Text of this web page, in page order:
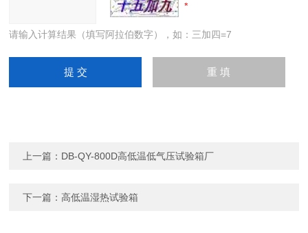
请输入计算结果（填写阿拉伯数字），如：三加四=7
上一篇： DB-QY-800D高低温低气压试验箱厂
下一篇：高低温湿热试验箱